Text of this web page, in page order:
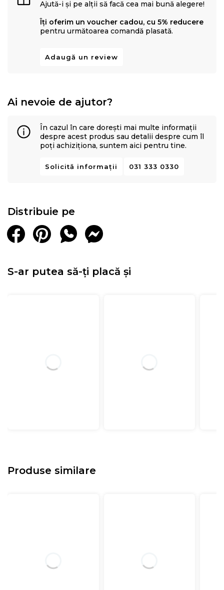
Ajută-i și pe alții să facă cea mai bună alegere!
Îți oferim un voucher cadou, cu 5% reducere
pentru următoarea comandă plasată.
Adaugă un review
Ai nevoie de ajutor?
În cazul în care dorești mai multe informații
despre acest produs sau detalii despre cum îl
poți achiziționa, suntem aici pentru tine.
Solicită informații 031 333 0330
Distribuie pe
S-ar putea să-ți placă și
Produse similare